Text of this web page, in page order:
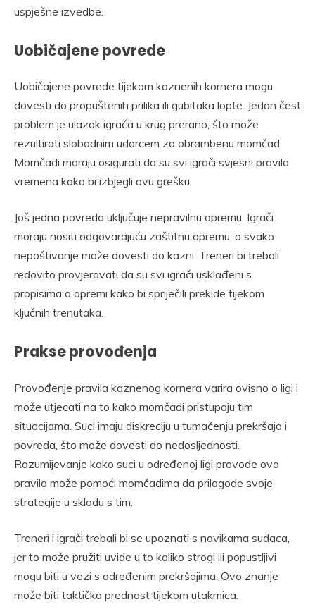
uspješne izvedbe.
Uobičajene povrede
Uobičajene povrede tijekom kaznenih kornera mogu
dovesti do propuštenih prilika ili gubitaka lopte. Jedan čest
problem je ulazak igrača u krug prerano, što može
rezultirati slobodnim udarcem za obrambenu momčad.
Momčadi moraju osigurati da su svi igrači svjesni pravila
vremena kako bi izbjegli ovu grešku.
Još jedna povreda uključuje nepravilnu opremu. Igrači
moraju nositi odgovarajuću zaštitnu opremu, a svako
nepoštivanje može dovesti do kazni. Treneri bi trebali
redovito provjeravati da su svi igrači usklađeni s
propisima o opremi kako bi spriječili prekide tijekom
ključnih trenutaka.
Prakse provođenja
Provođenje pravila kaznenog kornera varira ovisno o ligi i
može utjecati na to kako momčadi pristupaju tim
situacijama. Suci imaju diskreciju u tumačenju prekršaja i
povreda, što može dovesti do nedosljednosti.
Razumijevanje kako suci u određenoj ligi provode ova
pravila može pomoći momčadima da prilagode svoje
strategije u skladu s tim.
Treneri i igrači trebali bi se upoznati s navikama sudaca,
jer to može pružiti uvide u to koliko strogi ili popustljivi
mogu biti u vezi s određenim prekršajima. Ovo znanje
može biti taktička prednost tijekom utakmica.